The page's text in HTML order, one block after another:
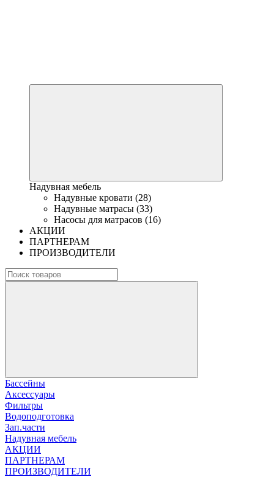
Надувная мебель
Надувные кровати (28)
Надувные матрасы (33)
Насосы для матрасов (16)
АКЦИИ
ПАРТНЕРАМ
ПРОИЗВОДИТЕЛИ
Бассейны
Аксессуары
Фильтры
Водоподготовка
Зап.части
Надувная мебель
АКЦИИ
ПАРТНЕРАМ
ПРОИЗВОДИТЕЛИ